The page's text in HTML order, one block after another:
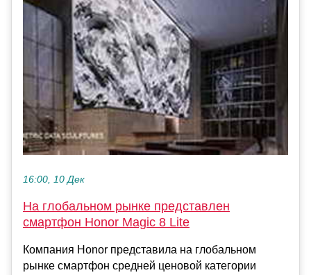
16:00, 10 Дек
На глобальном рынке представлен
смартфон Honor Magic 8 Lite
Компания Honor представила на глобальном
рынке смартфон средней ценовой категории